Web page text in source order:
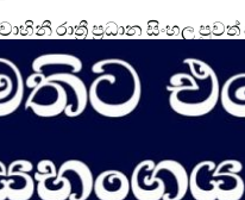
රාත්‍රී ප්‍රධාන සිංහල